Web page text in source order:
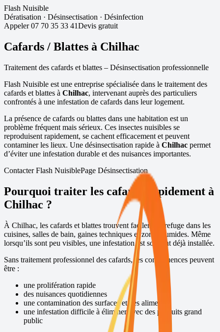
Flash Nuisible
Dératisation · Désinsectisation · Désinfection
Appeler 07 70 35 33 41Devis gratuit
Cafards / Blattes à Chilhac
Traitement des cafards et blattes – Désinsectisation professionnelle
Flash Nuisible est une entreprise spécialisée dans le traitement des
cafards et blattes à Chilhac, intervenant auprès des particuliers
confrontés à une infestation de cafards dans leur logement.
La présence de cafards ou blattes dans une habitation est un
problème fréquent mais sérieux. Ces insectes nuisibles se
reproduisent rapidement, se cachent efficacement et peuvent
contaminer les lieux. Une désinsectisation rapide à Chilhac permet
d’éviter une infestation durable et des nuisances importantes.
Contacter Flash NuisiblePage Désinsectisation
Pourquoi traiter les cafards rapidement à
Chilhac ?
À Chilhac, les cafards et blattes trouvent facilement refuge dans les
cuisines, salles de bain, gaines techniques et zones humides. Même
lorsqu’ils sont peu visibles, une infestation est souvent déjà installée.
Sans traitement professionnel des cafards, les conséquences peuvent
être :
une prolifération rapide
des nuisances quotidiennes
une contamination des surfaces et des aliments
une infestation difficile à éliminer avec des produits grand
public